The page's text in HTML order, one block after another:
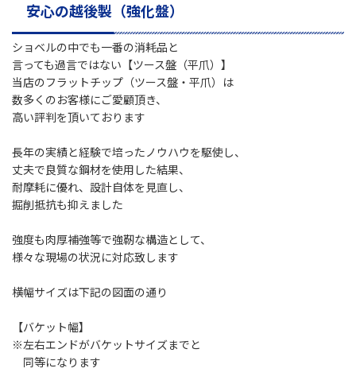
安心の越後製（強化盤）
ショベルの中でも一番の消耗品と
言っても過言ではない【ツース盤（平爪）】
当店のフラットチップ（ツース盤・平爪）は
数多くのお客様にご愛顧頂き、
高い評判を頂いております
長年の実績と経験で培ったノウハウを駆使し、
丈夫で良質な鋼材を使用した結果、
耐摩耗に優れ、設計自体を見直し、
掘削抵抗も抑えました
強度も肉厚補強等で強靭な構造として、
様々な現場の状況に対応致します
横幅サイズは下記の図面の通り
【バケット幅】
※左右エンドがバケットサイズまでと
同等になります